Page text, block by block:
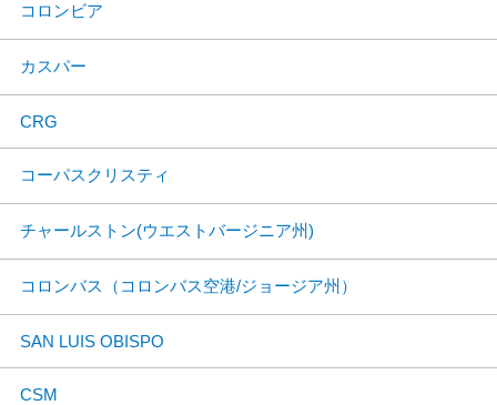
コロンビア
カスパー
CRG
コーパスクリスティ
チャールストン(ウエストバージニア州)
コロンバス（コロンバス空港/ジョージア州）
SAN LUIS OBISPO
CSM